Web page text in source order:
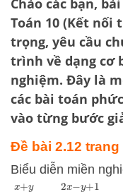
Chào các bạn,
Toán 10 (Kết
trọng, yêu cầu
trình về dạng cơ
nghiệm. Đây là
các bài toán
vào từng bước
Đề bài 2.12 trang
Biểu diễn miền